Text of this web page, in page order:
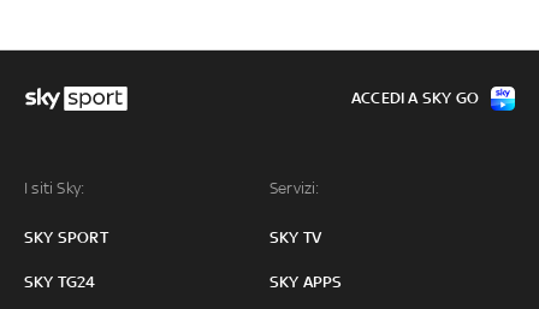
I siti Sky:
SKY SPORT
SKY TG24
Servizi:
SKY TV
SKY APPS
ACCEDI A SKY GO